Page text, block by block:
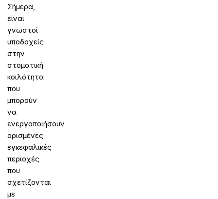
Σήμερα,
είναι
γνωστοί
υποδοχείς
στην
στοματική
κοιλότητα
που
μπορούν
να
ενεργοποιήσουν
ορισμένες
εγκεφαλικές
περιοχές
που
σχετίζονται
με